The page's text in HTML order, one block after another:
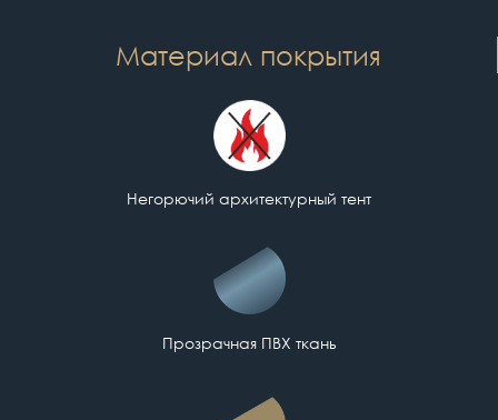
Материал покрытия
Негорючий архитектурный тент
Прозрачная ПВХ ткань